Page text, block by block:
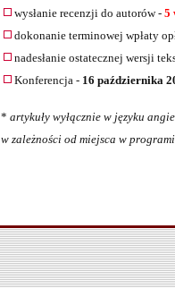
wysłanie recenzji do autorów - 5
dokonanie terminowej wpłaty
nadesłanie ostatecznej wersji
Konferencja - 16 października
* artykuły wyłącznie w języku
w zależności od miejsca w